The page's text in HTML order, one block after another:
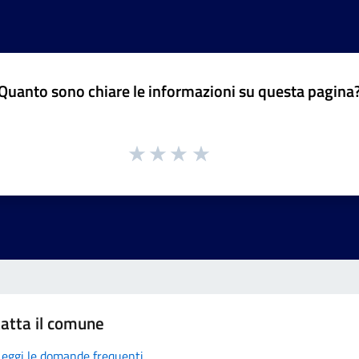
sono chiare le informazioni su questa
il comune